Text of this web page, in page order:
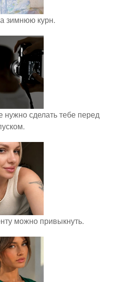
зимнюю курн.
нужно сделать тебе перед
можно привыкнуть.